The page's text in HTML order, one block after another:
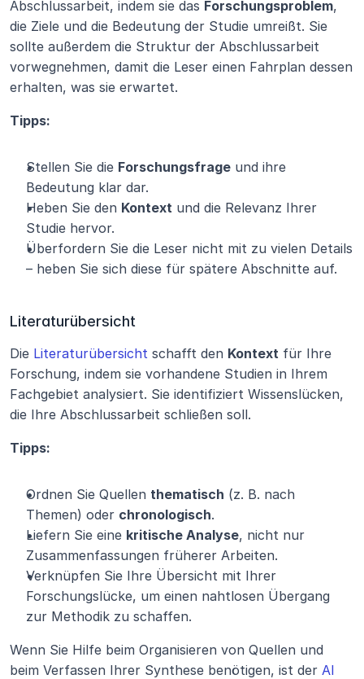
Abschlussarbeit, indem sie das Forschungsproblem,
die Ziele und die Bedeutung der Studie umreißt. Sie
sollte außerdem die Struktur der Abschlussarbeit
vorwegnehmen, damit die Leser einen Fahrplan dessen
erhalten, was sie erwartet.
Tipps:
Stellen Sie die Forschungsfrage und ihre
Bedeutung klar dar.
Heben Sie den Kontext und die Relevanz Ihrer
Studie hervor.
Überfordern Sie die Leser nicht mit zu vielen Details
– heben Sie sich diese für spätere Abschnitte auf.
Literaturübersicht
Die Literaturübersicht schafft den Kontext für Ihre
Forschung, indem sie vorhandene Studien in Ihrem
Fachgebiet analysiert. Sie identifiziert Wissenslücken,
die Ihre Abschlussarbeit schließen soll.
Tipps:
Ordnen Sie Quellen thematisch (z. B. nach
Themen) oder chronologisch.
Liefern Sie eine kritische Analyse, nicht nur
Zusammenfassungen früherer Arbeiten.
Verknüpfen Sie Ihre Übersicht mit Ihrer
Forschungslücke, um einen nahtlosen Übergang
zur Methodik zu schaffen.
Wenn Sie Hilfe beim Organisieren von Quellen und
beim Verfassen Ihrer Synthese benötigen, ist der AI